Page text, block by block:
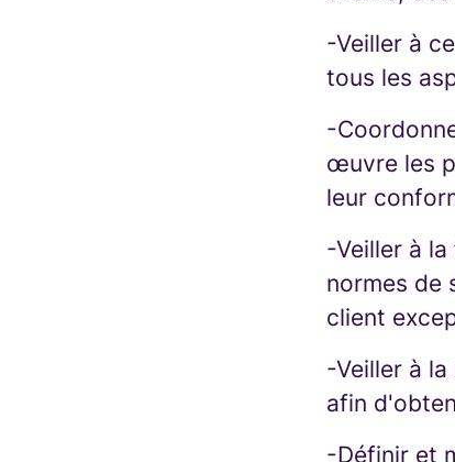
-Veiller à
tous les
-
œuvre les
leur
-Veiller à
normes de
client
-Veiller à
afin
-Définir et